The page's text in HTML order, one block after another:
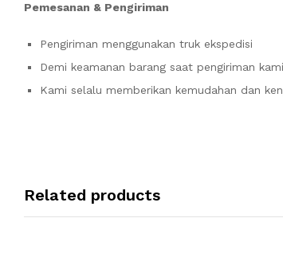
Pemesanan & Pengiriman
Pengiriman menggunakan truk ekspedisi
Demi keamanan barang saat pengiriman
Kami selalu memberikan kemudahan dan
Related products